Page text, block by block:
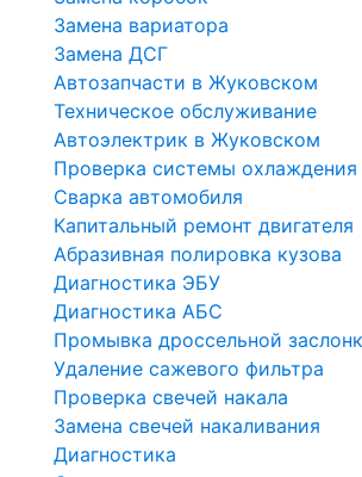
Замена вариатора
Замена ДСГ
Автозапчасти в Жуковском
Техническое обслуживание
Автоэлектрик в Жуковском
Проверка системы охлаждения
Сварка автомобиля
Капитальный ремонт двигателя
Абразивная полировка кузова
Диагностика ЭБУ
Диагностика АБС
Промывка дроссельной
Удаление сажевого фильтра
Проверка свечей накала
Замена свечей накаливания
Диагностика